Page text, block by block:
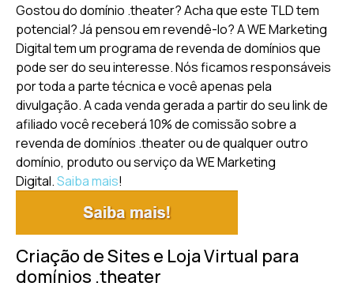
Gostou do domínio .theater? Acha que este TLD tem
potencial? Já pensou em revendê-lo? A WE Marketing
Digital tem um programa de revenda de domínios que
pode ser do seu interesse. Nós ficamos responsáveis
por toda a parte técnica e você apenas pela
divulgação. A cada venda gerada a partir do seu link de
afiliado você receberá 10% de comissão sobre a
revenda de domínios .theater ou de qualquer outro
domínio, produto ou serviço da WE Marketing
Digital.Saiba mais!
Criação de Sites e Loja Virtual para
domínios .theater